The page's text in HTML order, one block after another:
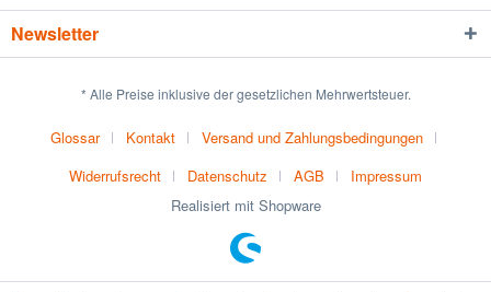
Newsletter
* Alle Preise inklusive der gesetzlichen Mehrwertsteuer.
Glossar Kontakt
Versand und Zahlungsbedingungen
Widerrufsrecht
Datenschutz AGB
Impressum
Realisiert mit Shopware